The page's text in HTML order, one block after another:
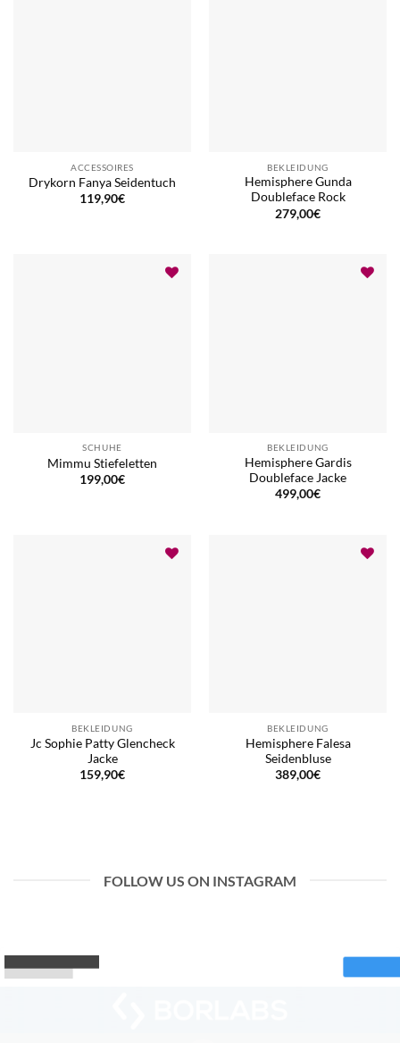
ACCESSOIRES
Drykorn Fanya Seidentuch
119,90€
BEKLEIDUNG
Hemisphere Gunda
Doubleface Rock
279,00€
SCHUHE
Mimmu Stiefeletten
199,00€
BEKLEIDUNG
Hemisphere Gardis
Doubleface Jacke
499,00€
BEKLEIDUNG
Jc Sophie Patty Glencheck
Jacke
159,90€
BEKLEIDUNG
Hemisphere Falesa
Seidenbluse
389,00€
FOLLOW US ON INSTAGRAM